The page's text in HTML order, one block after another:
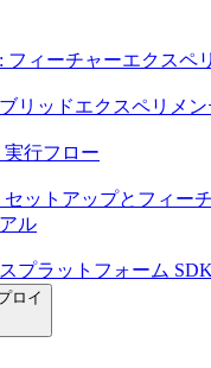
フィーチャーエクスペ
リッドエクスペリメ
実行フロー
セットアップとフィー
ル
プラットフォーム SDK
ロイ